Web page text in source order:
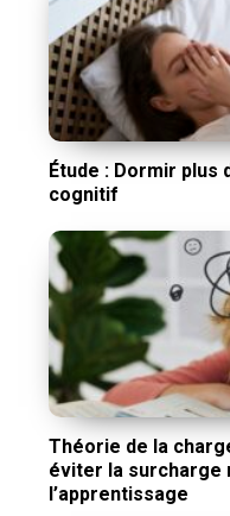
Étude : Dormir plus
cognitif
Théorie de la
éviter la surcharge
l’apprentissage